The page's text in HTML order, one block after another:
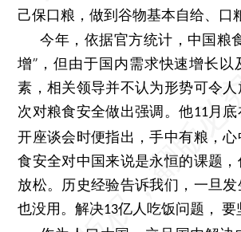
己保口粮，做到谷物基本自给、口
今年，依据官方统计，中国粮
增”，但由于国内需求快速增长以
素，相关领导并不认为形势可令
次对粮食安全做出强调。他11 月
开座谈会时便指出，手中有粮，
食安全对中国来说是永恒的课题
放松。历史经验告诉我们，一旦
也没用。解决13亿人吃饭问题， 要